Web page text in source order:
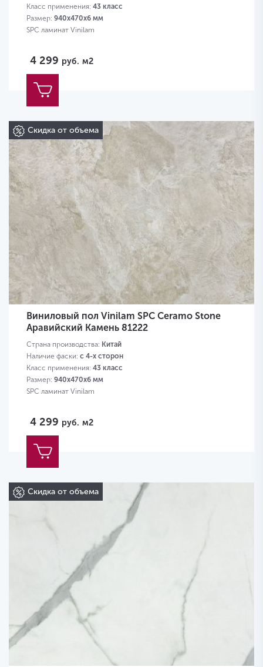
Класс применения: 43 класс
Размер: 940х470х6 мм
SPC ламинат Vinilam
4 299 руб. м2
Скидка от объема
Виниловый пол Vinilam SPC Ceramo Stone
Аравийский Камень 81222
Страна производства: Китай
Наличие фаски: с 4-х сторон
Класс применения: 43 класс
Размер: 940х470х6 мм
SPC ламинат Vinilam
4 299 руб. м2
Скидка от объема